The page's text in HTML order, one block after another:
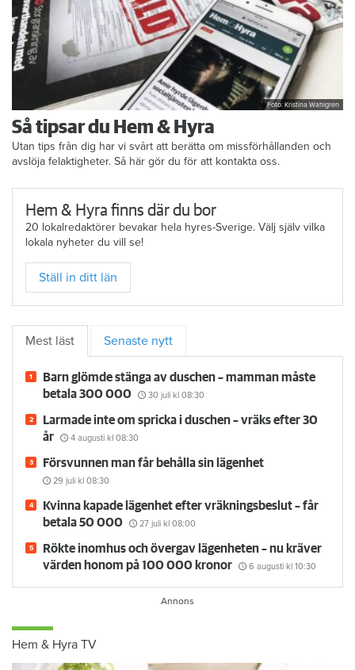
Foto: Kristina Wahlgren
Så tipsar du Hem & Hyra
Utan tips från dig har vi svårt att berätta om missförhållanden och
avslöja felaktigheter. Så här gör du för att kontakta oss.
Hem & Hyra finns där du bor
20 lokalredaktörer bevakar hela hyres-Sverige. Välj själv vilka
lokala nyheter du vill se!
Ställ in ditt län
Mest läst Senaste nytt
Barn glömde stänga av duschen – mamman måste
betala 300 000
30 juli kl 08:30
Larmade inte om spricka i duschen – vräks efter 30
år
4 augusti kl 08:30
Försvunnen man får behålla sin lägenhet
29 juli kl 08:30
Kvinna kapade lägenhet efter vräkningsbeslut – får
betala 50 000
27 juli kl 08:00
Rökte inomhus och övergav lägenheten – nu kräver
värden honom på 100 000 kronor
6 augusti kl 10:30
Hem & Hyra TV